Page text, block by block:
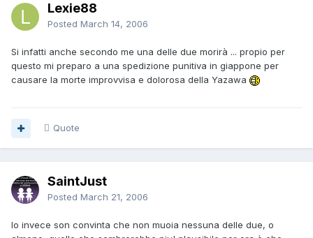
Lexie88
Posted March 14, 2006
Si infatti anche secondo me una delle due morirà ... propio per
questo mi preparo a una spedizione punitiva in giappone per
causare la morte improvvisa e dolorosa della Yazawa
Quote
SaintJust
Posted March 21, 2006
Io invece son convinta che non muoia nessuna delle due, o